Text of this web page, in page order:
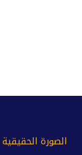
الصورة الحقيقية